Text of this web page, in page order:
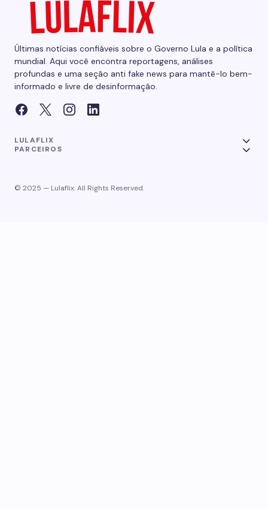
Últimas notícias confiáveis sobre o Governo Lula e a política
mundial. Aqui você encontra reportagens, análises
profundas e uma seção anti fake news para mantê-lo bem-
informado e livre de desinformação.
LULAFLIX
PARCEIROS
© 2025 — Lulaflix. All Rights Reserved.